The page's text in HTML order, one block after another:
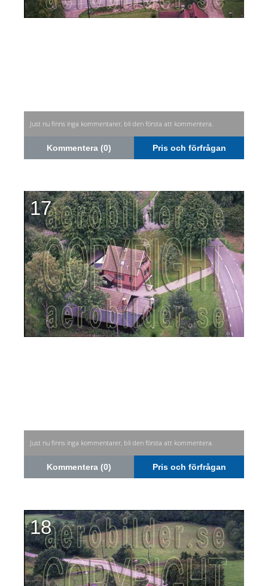
Just nu finns inga kommentarer, bli den första att kommentera.
Kommentera (0) Pris och förfrågan
17
Just nu finns inga kommentarer, bli den första att kommentera.
Kommentera (0) Pris och förfrågan
18